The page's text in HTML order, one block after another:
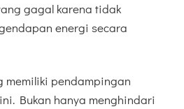
gagal karena tidak
energi secara
memiliki pendampingan
Bukan hanya menghindari